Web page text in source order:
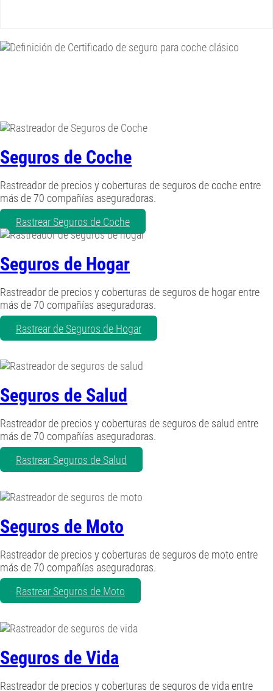
Seguros de Coche
Rastreador de precios y coberturas de seguros de coche entre
más de 70 compañías aseguradoras.
Rastrear Seguros de Coche
Seguros de Hogar
Rastreador de precios y coberturas de seguros de hogar entre
más de 70 compañías aseguradoras.
Rastrear de Seguros de Hogar
Seguros de Salud
Rastreador de precios y coberturas de seguros de salud entre
más de 70 compañías aseguradoras.
Rastrear Seguros de Salud
Seguros de Moto
Rastreador de precios y coberturas de seguros de moto entre
más de 70 compañías aseguradoras.
Rastrear Seguros de Moto
Seguros de Vida
Rastreador de precios y coberturas de seguros de vida entre